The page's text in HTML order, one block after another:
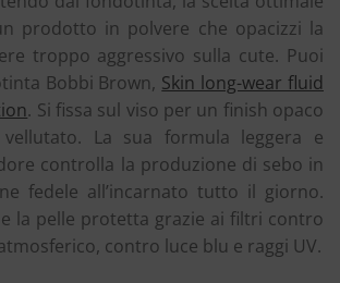
prodotto in polvere che opacizzi la
troppo aggressivo sulla cute. Puoi
Bobbi Brown, Skin long-wear fluid
. Si fissa sul viso per un finish opaco
La sua formula leggera e
controlla la produzione di sebo in
fedele all’incarnato tutto il giorno.
la pelle protetta grazie ai filtri contro
contro luce blu e raggi UV.